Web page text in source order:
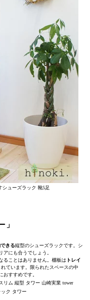
シューズラック 靴5足
」
きる縦型のシューズラックです。シ
アにも合うでしょう。
ることはありません。棚板は トレイ
ています。限られたスペースの中
おすすめです。
ク タワー